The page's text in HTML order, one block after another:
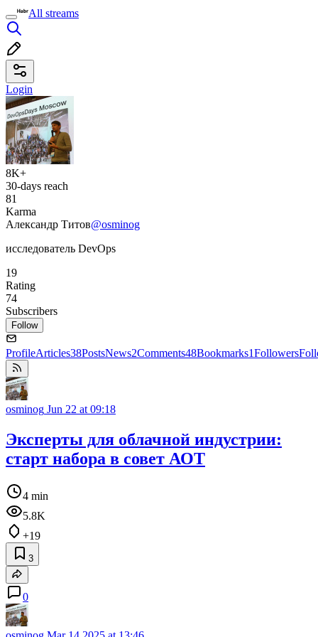
All streams
Login
8K+
30-days reach
81
Karma
Александр Титов@osminog
исследователь DevOps
19
Rating
74
Subscribers
Follow
ProfileArticles38PostsNews2Comments48Bookmarks1Followers
osminog Jun 22 at 09:18
Эксперты для облачной индустрии:
старт набора в совет АОТ
4 min
5.8K
+19
3
0